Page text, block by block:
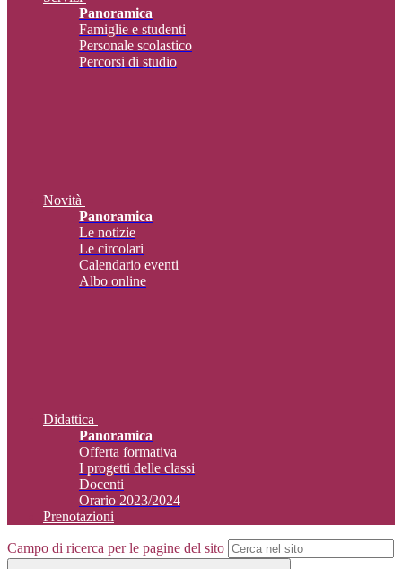
Panoramica
Famiglie e studenti
Personale scolastico
Percorsi di studio
Novità
Panoramica
Le notizie
Le circolari
Calendario eventi
Albo online
Didattica
Panoramica
Offerta formativa
I progetti delle classi
Docenti
Orario 2023/2024
Prenotazioni
Campo di ricerca per le pagine del sito